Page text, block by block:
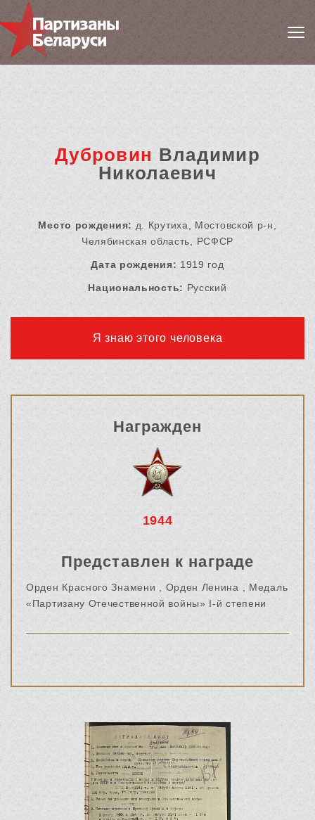
Дубровин Владимир
Николаевич
Место рождения: д. Крутиха, Мостовской р-н,
Челябинская область, РСФСР
Дата рождения: 1919 год
Национальность: Русский
Я знаю этого человека
Награжден
1944
Представлен к награде
Орден Красного Знамени , Орден Ленина , Медаль
«Партизану Отечественной войны» I-й степени